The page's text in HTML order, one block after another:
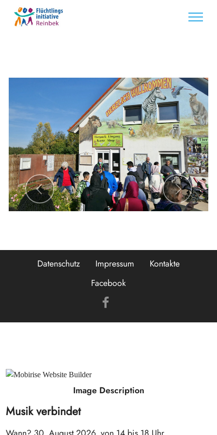
Previous Next
Datenschutz Impressum
Kontakte
Facebook
Image Description
Musik verbindet